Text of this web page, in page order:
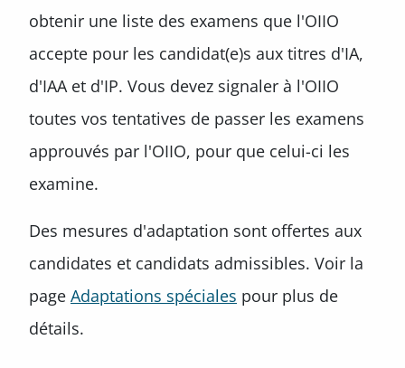
obtenir une liste des examens que l'OIIO
accepte pour les candidat(e)s aux titres d'IA,
d'IAA et d'IP. Vous devez signaler à l'OIIO
toutes vos tentatives de passer les examens
approuvés par l'OIIO, pour que celui-ci les
examine.
Des mesures d'adaptation sont offertes aux
candidates et candidats admissibles. Voir la
page Adaptations spéciales pour plus de
détails.